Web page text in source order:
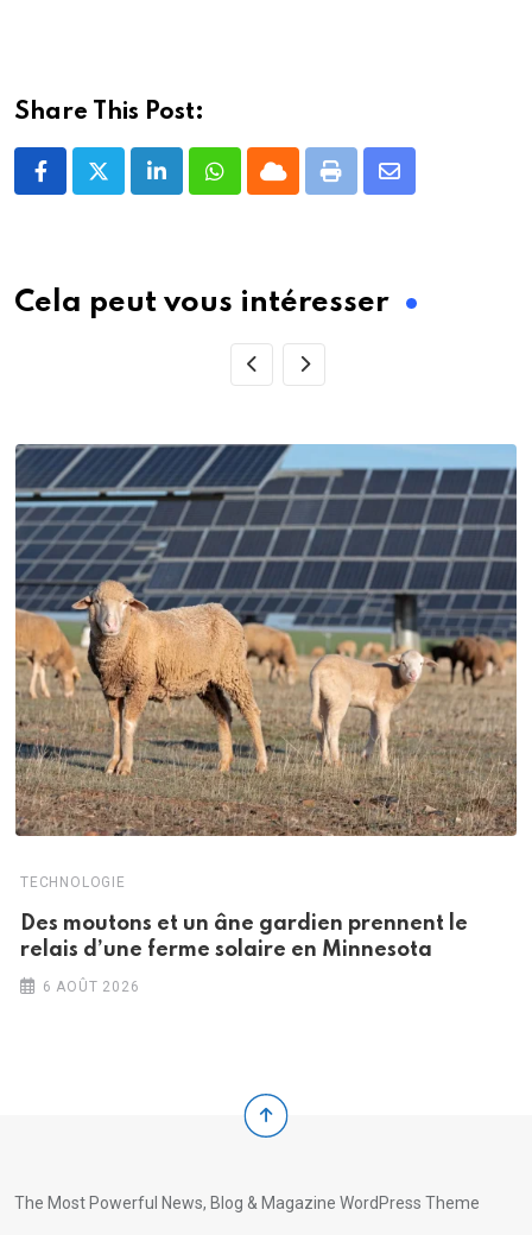
Share This Post:
LinkedInWhatsappCloudPrint
Share
Cela peut vous intéresser
TECHNOLOGIE
Des moutons et un âne gardien prennent le
relais d’une ferme solaire en Minnesota
6 AOÛT 2026
The Most Powerful News, Blog & Magazine WordPress Theme